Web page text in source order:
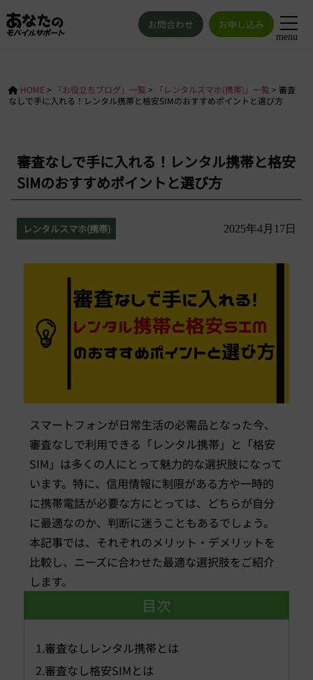
menu
お問合わせ お申し込み
HOME > 「お役立ちブログ」一覧 > 「レンタルスマホ(携帯)」一覧 > 審査
なしで手に入れる！レンタル携帯と格安SIMのおすすめポイントと選び方
審査なしで手に入れる！レンタル携帯と格安
SIMのおすすめポイントと選び方
レンタルスマホ(携帯) 2025年4月17日
スマートフォンが日常生活の必需品となった今、
審査なしで利用できる「レンタル携帯」と「格安
SIM」は多くの人にとって魅力的な選択肢になって
います。特に、信用情報に制限がある方や一時的
に携帯電話が必要な方にとっては、どちらが自分
に最適なのか、判断に迷うこともあるでしょう。
本記事では、それぞれのメリット・デメリットを
比較し、ニーズに合わせた最適な選択肢をご紹介
します。
目次
1.審査なしレンタル携帯とは
2.審査なし格安SIMとは